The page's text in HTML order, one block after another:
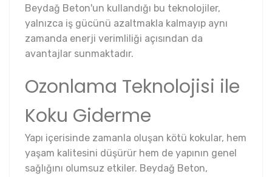
Beydağ Beton'un kullandığı bu teknolojiler,
yalnızca iş gücünü azaltmakla kalmayıp aynı
zamanda enerji verimliliği açısından da
avantajlar sunmaktadır.
Ozonlama Teknolojisi ile
Koku Giderme
Yapı içerisinde zamanla oluşan kötü kokular, hem
yaşam kalitesini düşürür hem de yapının genel
sağlığını olumsuz etkiler. Beydağ Beton,